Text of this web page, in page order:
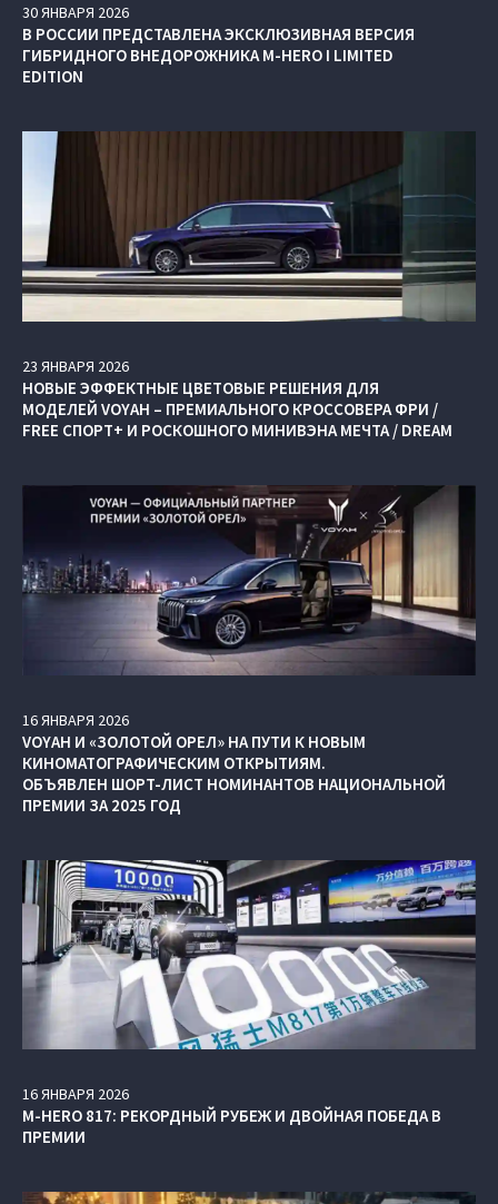
30ЯНВАРЯ 2026
В РОССИИ ПРЕДСТАВЛЕНА ЭКСКЛЮЗИВНАЯ ВЕРСИЯ
ГИБРИДНОГО ВНЕДОРОЖНИКА M‑HERO I LIMITED
EDITION
23 ЯНВАРЯ 2026
НОВЫЕ ЭФФЕКТНЫЕ ЦВЕТОВЫЕ РЕШЕНИЯ ДЛЯ
МОДЕЛЕЙ VOYAH – ПРЕМИАЛЬНОГО КРОССОВЕРА ФРИ /
FREE СПОРТ+ И РОСКОШНОГО МИНИВЭНА МЕЧТА / DREAM
16ЯНВАРЯ 2026
VOYAH И «ЗОЛОТОЙ ОРЕЛ» НА ПУТИ К НОВЫМ
КИНОМАТОГРАФИЧЕСКИМ ОТКРЫТИЯМ.
ОБЪЯВЛЕН ШОРТ-ЛИСТ НОМИНАНТОВ НАЦИОНАЛЬНОЙ
ПРЕМИИ ЗА 2025 ГОД
16ЯНВАРЯ 2026
M‑HERO 817: РЕКОРДНЫЙ РУБЕЖ И ДВОЙНАЯ ПОБЕДА В
ПРЕМИИ